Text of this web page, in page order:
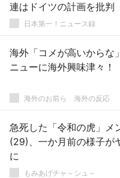
連はドイツの計画を批判
日本第一！ニュース録
海外「コメが高いからな
ニューに海外興味津々！
海外のお前ら 海外の反応
急死した「令和の虎」メ
(29)、一か月前の様子が
に
もみあげチャ～シュ～